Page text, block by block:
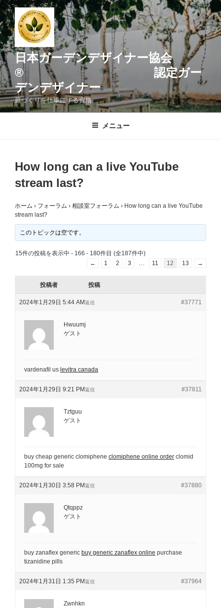
コ
ン
テ
ン
ツ
へ
ス
キ
ッ
プ
日本ガーデンデザイナー協会
® 認定ガー
デンデザイナー
庭づくりを仕事にする資格
メニュー
How long can a live YouTube
stream last?
ホーム › フォーラム › 相談室フォーラム › How long can a live YouTube
stream last?
このトピックは空です。
15件の投稿を表示中 - 166 - 180件目 (全187件中)
←
1 2 3 11 12 13 →
投稿者 投稿
2024年1月29日 5:44 AM #37771
返信
Hwuumj
ゲスト
vardenafil us levitra canada
2024年1月29日 9:21 PM #37811
返信
Tztguu
ゲスト
buy cheap generic clomiphene clomiphene online order clomid
100mg for sale
2024年1月30日 3:58 PM #37880
返信
Qtqppz
ゲスト
buy zanaflex generic buy generic zanaflex online purchase
tizanidine pills
2024年1月31日 1:35 PM #37964
返信
Zwnhkn